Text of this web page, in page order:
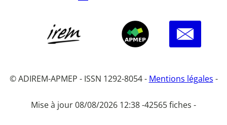
© ADIREM-APMEP - ISSN 1292-8054 - Mentions légales -
Mise à jour 08/08/2026 12:38 -42565 fiches -